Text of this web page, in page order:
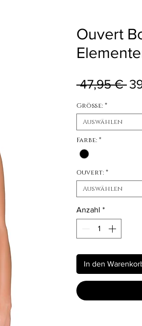
Ouvert
47,95 €
Größe: *
Auswählen
Farbe: *
Ouvert: *
Auswählen
Anzahl *
In den